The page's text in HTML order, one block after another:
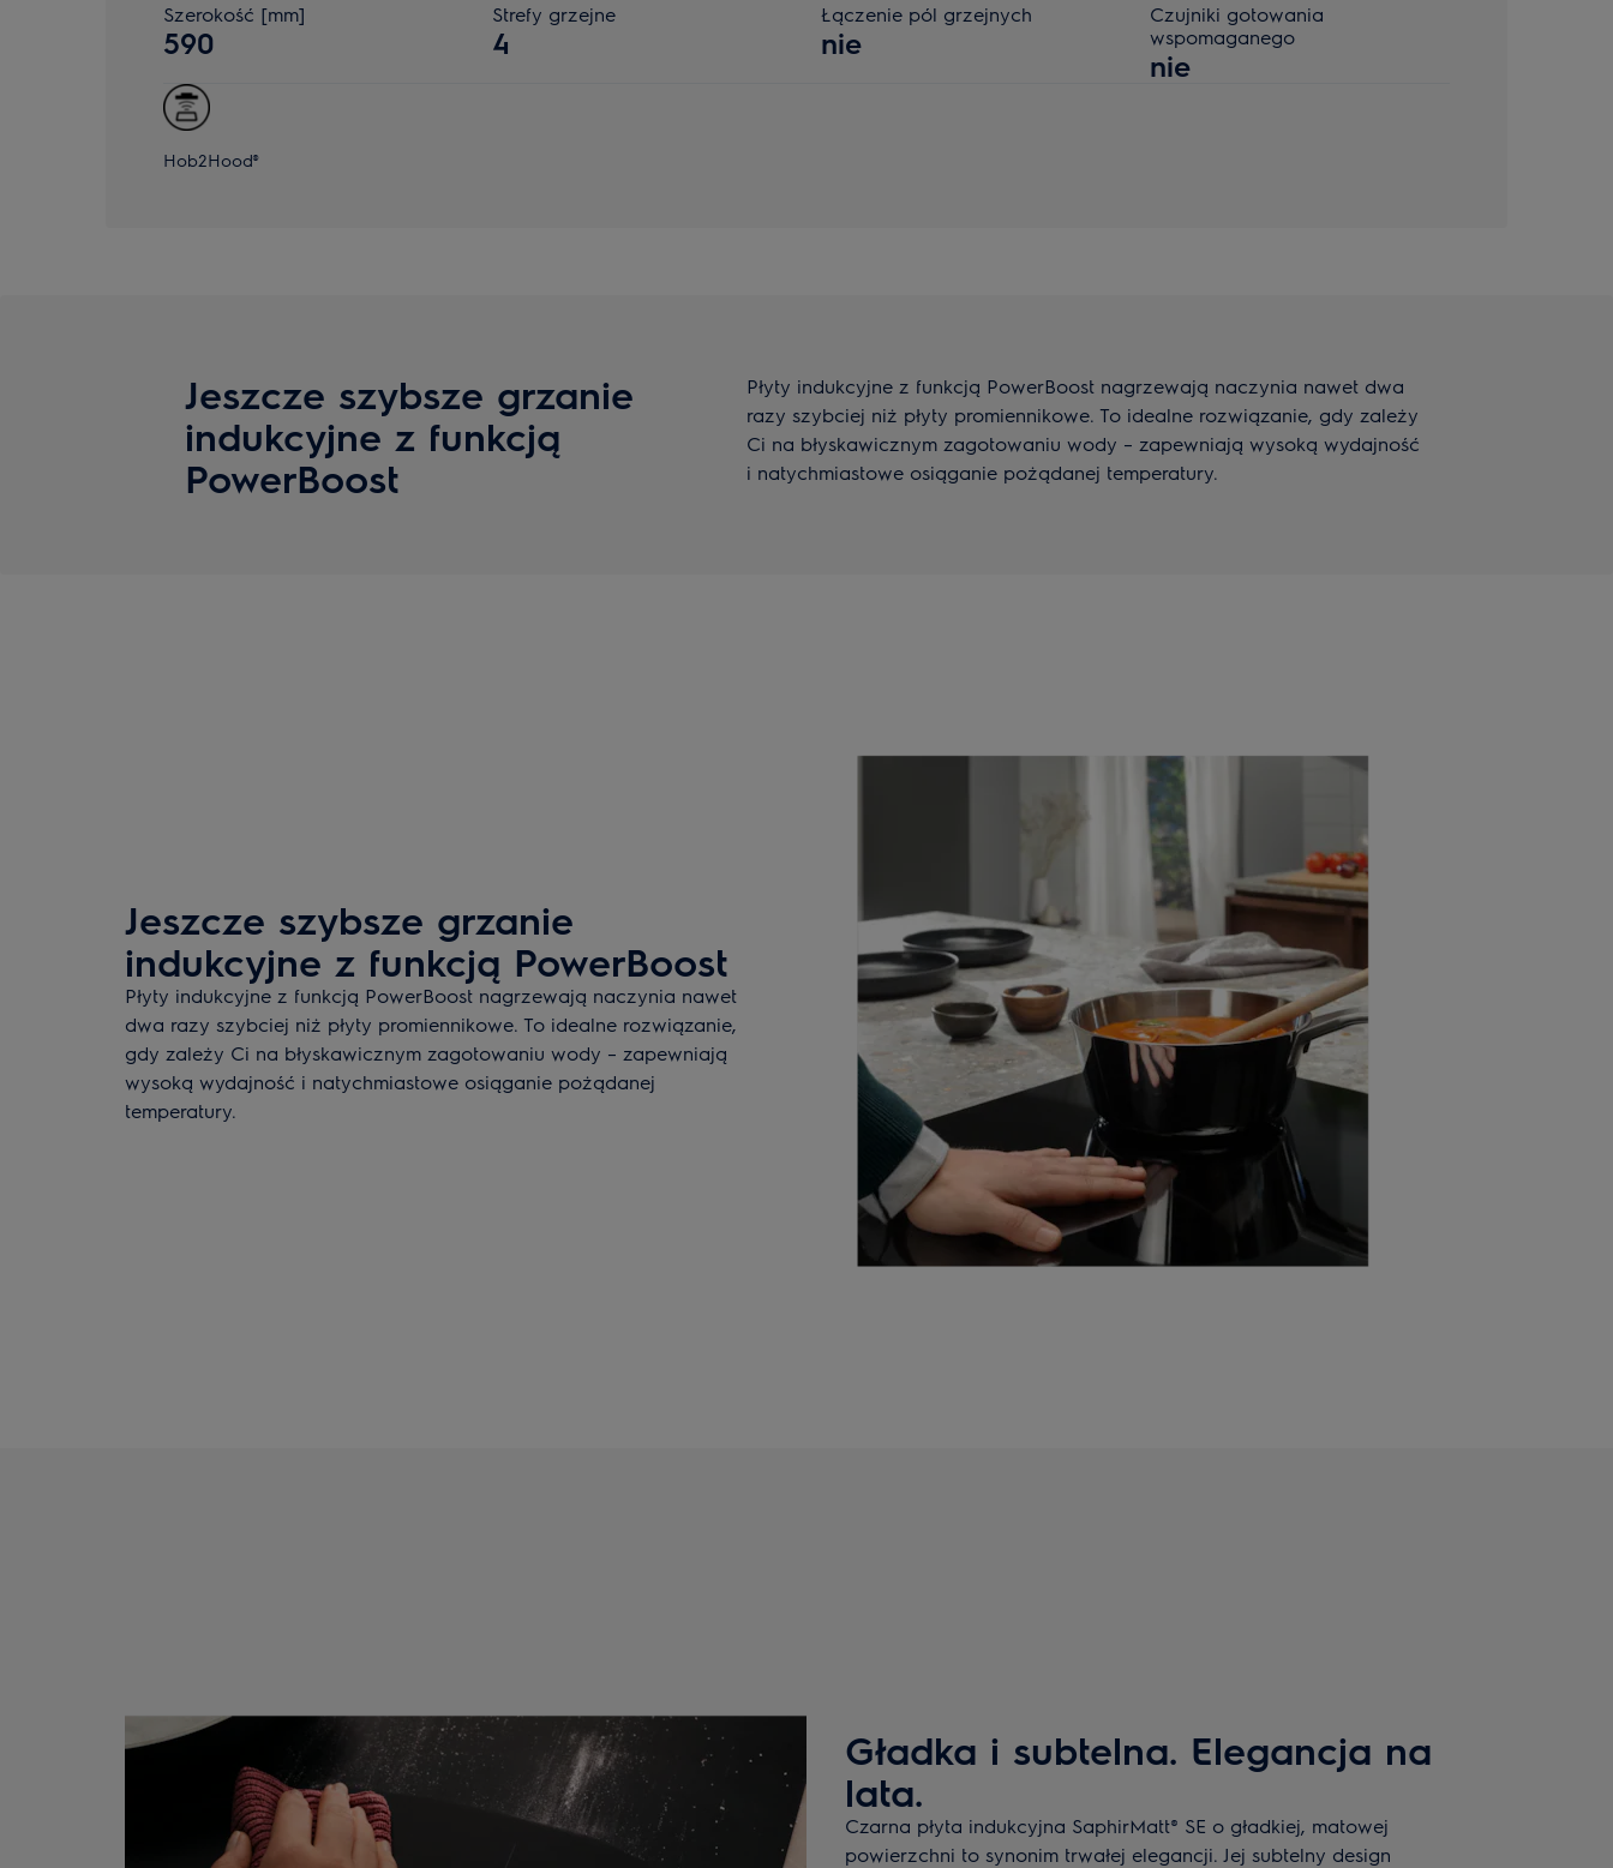
Szerokość [mm]
590
Strefy grzejne
4
Łączenie pól grzejnych
nie
Czujniki gotowania
wspomaganego
nie
Hob2Hood®
Jeszcze szybsze grzanie
indukcyjne z funkcją
PowerBoost
Płyty indukcyjne z funkcją PowerBoost nagrzewają naczynia nawet dwa
razy szybciej niż płyty promiennikowe. To idealne rozwiązanie, gdy zależy
Ci na błyskawicznym zagotowaniu wody – zapewniają wysoką wydajność
i natychmiastowe osiąganie pożądanej temperatury.
Jeszcze szybsze grzanie
indukcyjne z funkcją PowerBoost
Płyty indukcyjne z funkcją PowerBoost nagrzewają naczynia nawet
dwa razy szybciej niż płyty promiennikowe. To idealne rozwiązanie,
gdy zależy Ci na błyskawicznym zagotowaniu wody – zapewniają
wysoką wydajność i natychmiastowe osiąganie pożądanej
temperatury.
Gładka i subtelna. Elegancja na
lata.
Czarna płyta indukcyjna SaphirMatt® SE o gładkiej, matowej
powierzchni to synonim trwałej elegancji. Jej subtelny design